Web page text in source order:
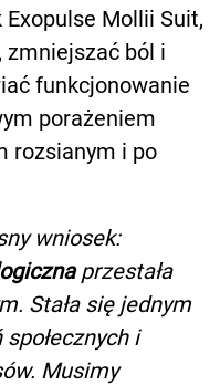
Mollii Suit,
zmniejszać ból i
funkcjonowanie
porażeniem
rozsianym i po
wniosek:
przestała
Stała się jednym
i
Musimy